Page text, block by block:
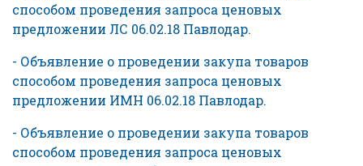
способом проведения запроса ценовых
предложении ЛС 06.02.18 Павлодар.
- Объявление о проведении закупа товаров
способом проведения запроса ценовых
предложении ИМН 06.02.18 Павлодар.
- Объявление о проведении закупа товаров
способом проведения запроса ценовых